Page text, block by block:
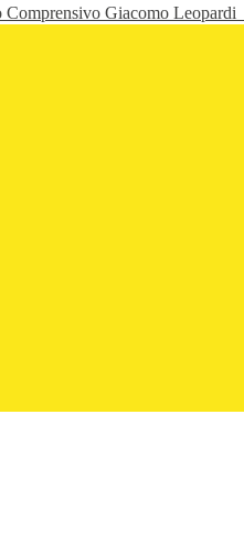
Comprensivo Giacomo Leopardi